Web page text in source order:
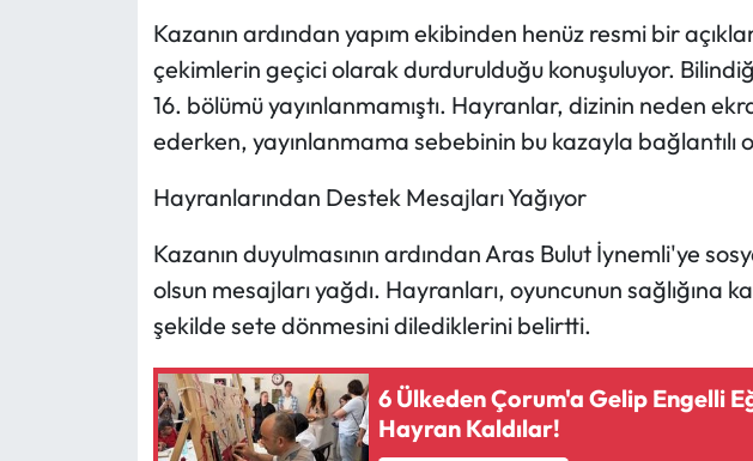
Kazanın ardından yapım ekibinden henüz resmi bir
çekimlerin geçici olarak durdurulduğu konuşuluyor.
16. bölümü yayınlanmamıştı. Hayranlar, dizinin neden
ederken, yayınlanmama sebebinin bu kazayla bağlantılı
Hayranlarından Destek Mesajları Yağıyor
Kazanın duyulmasının ardından Aras Bulut İynemli'ye
olsun mesajları yağdı. Hayranları, oyuncunun sağlığına
şekilde sete dönmesini dilediklerini belirtti.
6 Ülkeden Çorum'a Gelip Engelli
Hayran Kaldılar!
Sungurlu Haberleri
Uğurludağ Haberleri